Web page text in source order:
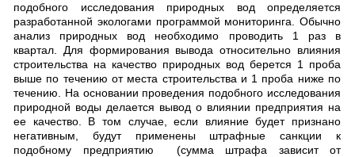
подобного исследования природных вод определяется
разработанной экологами программой мониторинга. Обычно
анализ природных вод необходимо проводить 1 раз в
квартал. Для формирования вывода относительно влияния
строительства на качество природных вод берется 1 проба
выше по течению от места строительства и 1 проба ниже по
течению. На основании проведения подобного исследования
природной воды делается вывод о влиянии предприятия на
ее качество. В том случае, если влияние будет признано
негативным, будут применены штрафные санкции к
подобному предприятию (сумма штрафа зависит от